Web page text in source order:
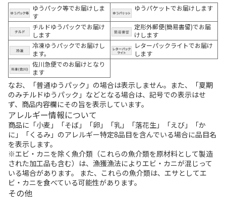
ゆうパック等でお届けしま
す
ゆうパケットでお届けします
チルドゆうパックでお届け
します
定形外郵便(簡易書留)でお届
けします
冷凍ゆうパックでお届けし
ます。
レターパックライトでお届け
します
佐川急便でのお届けとなり
ます
なお、「普通ゆうパック」の場合は表示しません。また、「夏期
のみチルドゆうパック」などとなる場合は、記号での表示はせ
ず、商品内容欄にその旨を表示しています。
アレルギー情報について
商品に「小麦」「そば」「卵」「乳」「落花生」「えび」「か
に」「くるみ」のアレルギー特定8品目を含んでいる場合に品目名
を表示します。
※エビ・カニを除く魚介類（これらの魚介類を原材料として製造
された加工品も含む）は、漁獲漁法によりエビ・カニが混じって
いる場合があります。 また、これらの魚介類は、エサとしてエ
ビ・カニを食べている可能性があります。
その他